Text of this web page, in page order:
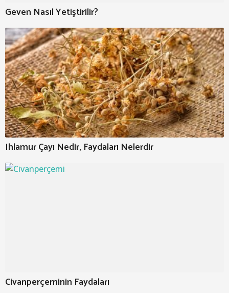
Geven Nasıl Yetiştirilir?
Ihlamur Çayı Nedir, Faydaları Nelerdir
Civanperçeminin Faydaları